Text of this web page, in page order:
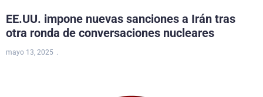
EE.UU. impone nuevas sanciones a Irán tras
otra ronda de conversaciones nucleares
mayo 13, 2025